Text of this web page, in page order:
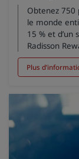
Obtenez 750
le monde
15 % et
Radisson
Plus